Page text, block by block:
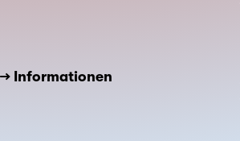
→ Informationen